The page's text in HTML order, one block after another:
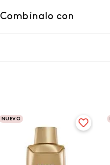
Combínalo con
NUEVO